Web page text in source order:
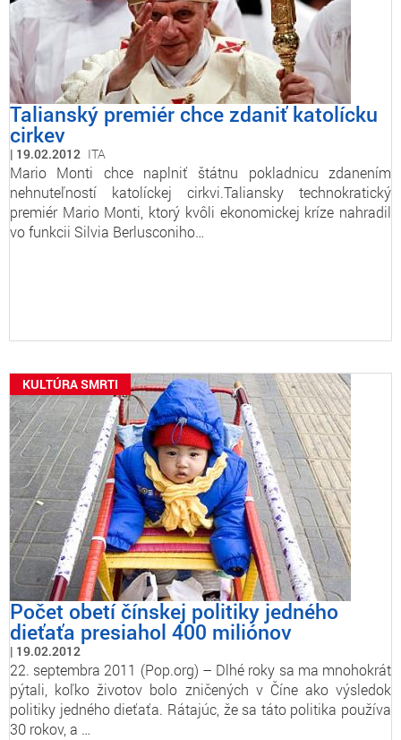
Talianský premiér chce zdaniť katolícku
cirkev
19.02.2012 ITA
Mario Monti chce naplniť štátnu pokladnicu zdanením
nehnuteľností katolíckej cirkvi.Taliansky technokratický
premiér Mario Monti, ktorý kvôli ekonomickej kríze nahradil
vo funkcii Silvia Berlusconiho…
KULTÚRA SMRTI
Počet obetí čínskej politiky jedného
dieťaťa presiahol 400 miliónov
19.02.2012
22. septembra 2011 (Pop.org) – Dlhé roky sa ma mnohokrát
pýtali, koľko životov bolo zničených v Číne ako výsledok
politiky jedného dieťaťa. Rátajúc, že sa táto politika používa
30 rokov, a …